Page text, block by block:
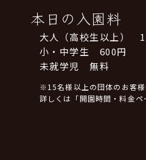
本日の入園料
大人（高校生以上）
小・中学生 600円
未就学児 無料
※15名様以上の団体のお客
詳しくは「開園時間・料金ペ